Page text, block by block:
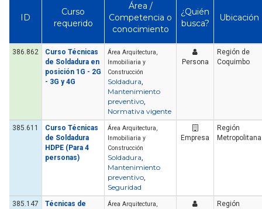
ID
Curso
requerido
Área /
Competencia o
conocimiento
¿Quién
busca?
Ubicación
386.862
Curso Técnicas
de Soldadura en
posición 1G - 2G
- 3G y 4G
Área Arquitectura,
Inmobiliaria y
Construcción
Soldadura,
Mantenimiento
preventivo,
Normativa vigente
Persona
Región de
Coquimbo
385.611
Curso Técnicas
de Soldadura
HDPE (Para 4
personas)
Área Arquitectura,
Inmobiliaria y
Construcción
Soldadura,
Mantenimiento
preventivo,
Seguridad
Empresa
Región
Metropolitana
385.147
Técnicas de
Área Arquitectura,
Región